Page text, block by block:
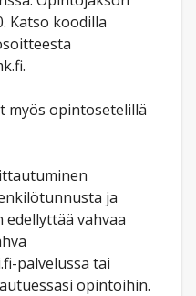
Katso koodilla
myös opintosetelillä
ja
vahvaa
palvelussa tai
opintoihin.